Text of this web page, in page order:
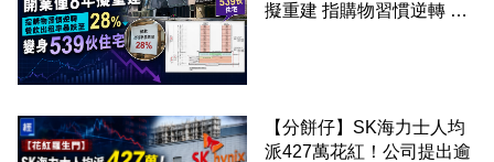
擬重建 指購物習慣逆轉 餐
【分餅仔】SK海力士人均
派427萬花紅！公司提出逾